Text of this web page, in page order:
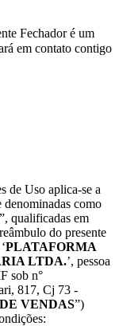
Fechador é um
em contato contigo
de Uso aplica-se a
denominadas como
qualificadas em
do presente
PLATAFORMA
LTDA.’, pessoa
sob n°
817, Cj 73 -
VENDAS”)